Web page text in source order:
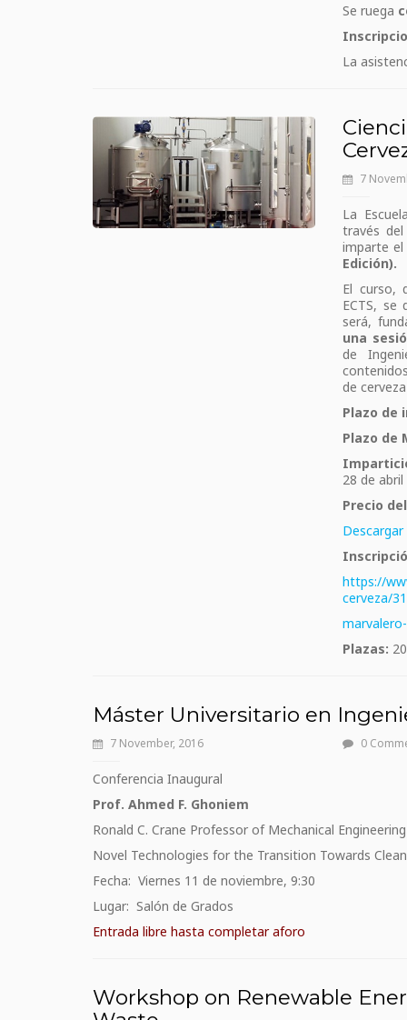
Se ruega
La
7
La
través
imparte el
Edición).
El curso,
ECTS, se
será,
una
de
de
Plazo de
Plazo de
28 de abril
Precio
https://
cerveza/
Plazas: 20
Máster Universitario en
7 November, 2016 0
Conferencia Inaugural
Prof. Ahmed F. Ghoniem
Ronald C. Crane Professor of Mechanical Engineering
Novel Technologies for the Transition Towards Clean
Fecha: Viernes 11 de noviembre, 9:30
Lugar: Salón de Grados
Entrada libre hasta completar aforo
Workshop on Renewable